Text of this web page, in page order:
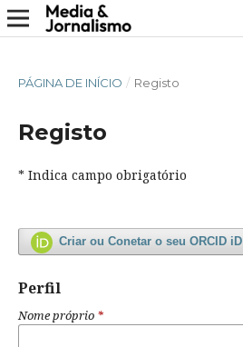
PÁGINA DE INÍCIO / Registo
Registo
* Indica campo obrigatório
Criar ou Conetar o seu ORCID iD
Perfil
Nome próprio *